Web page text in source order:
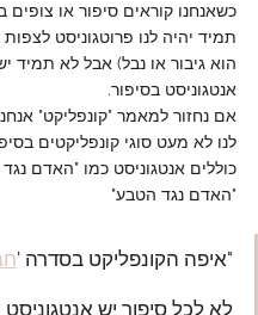
כשאנחנו קוראים סיפור או
תמיד יהיה לנו פרוטגוניסט לצפות
הוא גיבור או נבל) אבל לא תמיד
אנטגוניסט בסיפור.
אם נחזור למאמר "קונפליקט"
לנו לא מעט סוגי קונפליקטים
כוללים אנטגוניסט כמו "האדם
"האדם נגד הטבע"
"איפה הקונפליקט בסדרה '
לא לכל סיפור יש אנטגוניסט